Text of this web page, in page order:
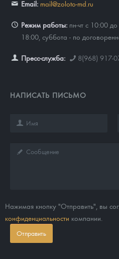
Email: mail@zoloto-md.ru
Режим работы: пн-чт с 10:00
18:00, суббота - по
Пресс-служба: 8(968) 917-
НАПИСАТЬ ПИСЬМО
Нажимая кнопку "Отправить", вы
конфиденциальности компании.
Отправить